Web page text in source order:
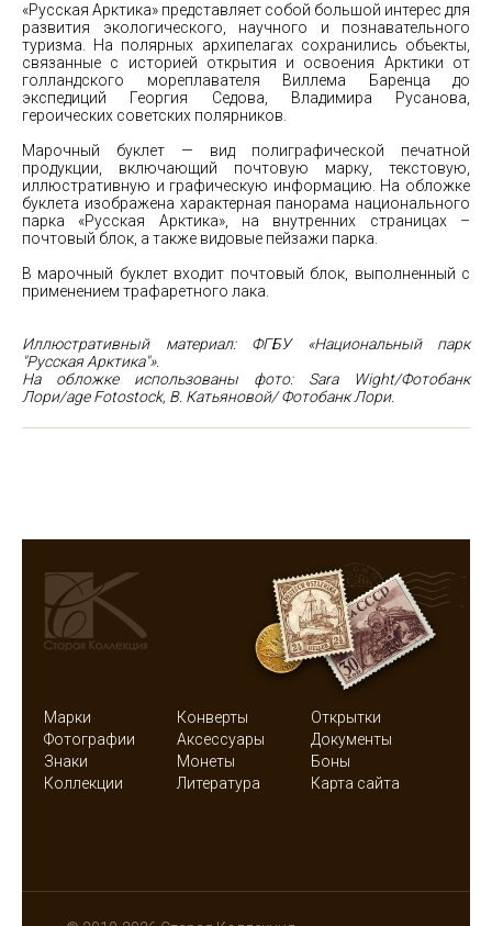
«Русская Арктика» представляет собой большой интерес для
развития экологического, научного и познавательного
туризма. На полярных архипелагах сохранились объекты,
связанные с историей открытия и освоения Арктики от
голландского мореплавателя Виллема Баренца до
экспедиций Георгия Седова, Владимира Русанова,
героических советских полярников.
Марочный буклет — вид полиграфической печатной
продукции, включающий почтовую марку, текстовую,
иллюстративную и графическую информацию. На обложке
буклета изображена характерная панорама национального
парка «Русская Арктика», на внутренних страницах –
почтовый блок, а также видовые пейзажи парка.
В марочный буклет входит почтовый блок, выполненный с
применением трафаретного лака.
Иллюстративный материал: ФГБУ «Национальный парк
"Русская Арктика"».
На обложке использованы фото: Sara Wight/Фотобанк
Лори/age Fotostock, В. Катьяновой/ Фотобанк Лори.
Марки Конверты
Открытки
Фотографии
Аксессуары
Документы
Знаки
Монеты
Боны
Коллекции
Литература Карта сайта